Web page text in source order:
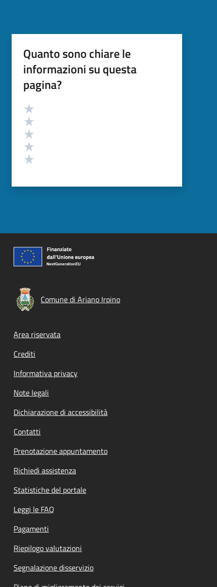
Quanto sono chiare le
informazioni su questa
pagina?
Valutazione
Comune di Ariano Irpino
Footer menu
Area riservata
Crediti
Informativa privacy
Note legali
Dichiarazione di accessibilità
Contatti
Prenotazione appuntamento
Richiedi assistenza
Statistiche del portale
Leggi le FAQ
Pagamenti
Riepilogo valutazioni
Segnalazione disservizio